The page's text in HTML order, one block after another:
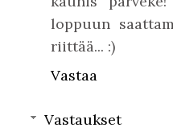
loppuun
riittää... :)
Vastaa
Vastaukset